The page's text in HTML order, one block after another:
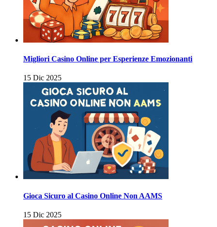
Migliori Casino Online per Esperienze Emozionanti
15 Dic 2025
Gioca Sicuro al Casino Online Non AAMS
15 Dic 2025